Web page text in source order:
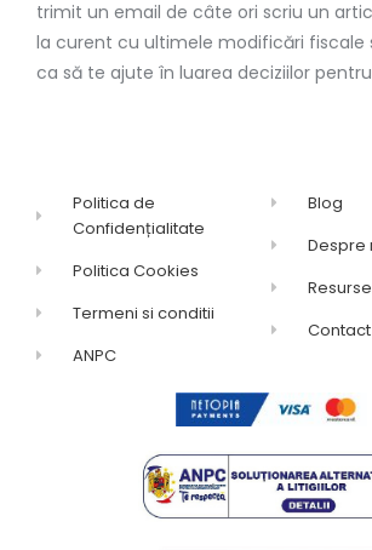
trimit un email de câte ori scriu un
la curent cu ultimele modificări fiscale
ca să te ajute în luarea deciziilor
Politica de
Confidențialitate
Politica Cookies
Termeni si conditii
ANPC
Blog
Despre
Resurse
Contact